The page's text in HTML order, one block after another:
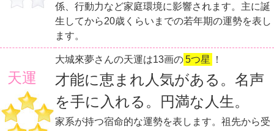
係、行動力など家庭環境に影響されます。主に誕
生してから20歳くらいまでの若年期の運勢を表し
ます。
天運
大城來夢さんの天運は13画の5つ星 ！
才能に恵まれ人気がある。名声
を手に入れる。円満な人生。
家系が持つ宿命的な運勢を表します。祖先から受